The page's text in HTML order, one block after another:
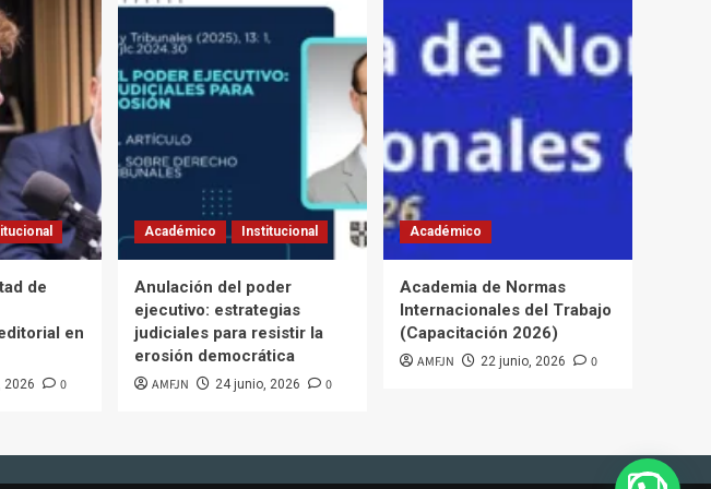
de
en
2026 0
Académico Institucional
Anulación del poder
ejecutivo: estrategias
judiciales para resistir la
erosión democrática
AMFJN 24 junio, 2026 0
Académico
Academia de Normas
Internacionales del Trabajo
(Capacitación 2026)
AMFJN 22 junio, 2026 0